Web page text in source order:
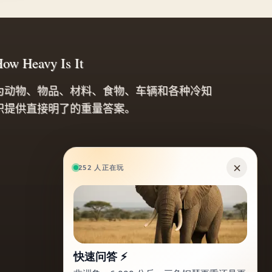
Heavy Is It
动物、物品、材料、食物、车辆和各种冷知
提供直接明了的重量答案。